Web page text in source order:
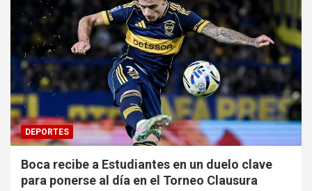
DEPORTES
Boca recibe a Estudiantes en un duelo clave
para ponerse al día en el Torneo Clausura